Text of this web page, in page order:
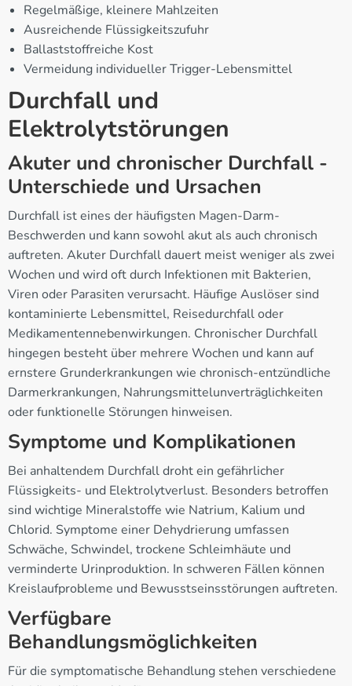
Regelmäßige, kleinere Mahlzeiten
Ausreichende Flüssigkeitszufuhr
Ballaststoffreiche Kost
Vermeidung individueller Trigger-Lebensmittel
Durchfall und
Elektrolytstörungen
Akuter und chronischer Durchfall -
Unterschiede und Ursachen
Durchfall ist eines der häufigsten Magen-Darm-
Beschwerden und kann sowohl akut als auch chronisch
auftreten. Akuter Durchfall dauert meist weniger als zwei
Wochen und wird oft durch Infektionen mit Bakterien,
Viren oder Parasiten verursacht. Häufige Auslöser sind
kontaminierte Lebensmittel, Reisedurchfall oder
Medikamentennebenwirkungen. Chronischer Durchfall
hingegen besteht über mehrere Wochen und kann auf
ernstere Grunderkrankungen wie chronisch-entzündliche
Darmerkrankungen, Nahrungsmittelunverträglichkeiten
oder funktionelle Störungen hinweisen.
Symptome und Komplikationen
Bei anhaltendem Durchfall droht ein gefährlicher
Flüssigkeits- und Elektrolytverlust. Besonders betroffen
sind wichtige Mineralstoffe wie Natrium, Kalium und
Chlorid. Symptome einer Dehydrierung umfassen
Schwäche, Schwindel, trockene Schleimhäute und
verminderte Urinproduktion. In schweren Fällen können
Kreislaufprobleme und Bewusstseinsstörungen auftreten.
Verfügbare
Behandlungsmöglichkeiten
Für die symptomatische Behandlung stehen verschiedene